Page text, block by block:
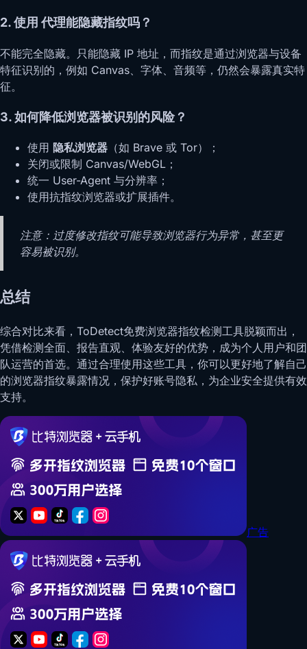
2. 使用 代理能隐藏指纹吗？
不能完全隐藏。只能隐藏 IP 地址，而指纹是通过浏览器与设备
特征识别的，例如 Canvas、字体、音频等，仍然会暴露真实特
征。
3. 如何降低浏览器被识别的风险？
使用 隐私浏览器 （如 Brave 或 Tor）；
关闭或限制 Canvas/WebGL；
统一 User-Agent 与分辨率；
使用抗指纹浏览器或扩展插件。
注意：过度修改指纹可能导致浏览器行为异常，甚至更
容易被识别。
总结
综合对比来看，ToDetect免费浏览器指纹检测工具脱颖而出，
凭借检测全面、报告直观、体验友好的优势，成为个人用户和团
队运营的首选。通过合理使用这些工具，你可以更好地了解自己
的浏览器指纹暴露情况，保护好账号隐私，为企业安全提供有效
支持。
广告